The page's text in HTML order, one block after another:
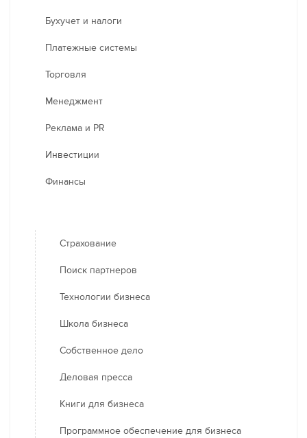
Бухучет и налоги
Платежные системы
Торговля
Менеджмент
Реклама и PR
Инвестиции
Финансы
Страхование
Поиск партнеров
Технологии бизнеса
Школа бизнеса
Собственное дело
Деловая пресса
Книги для бизнеса
Программное обеспечение для бизнеса